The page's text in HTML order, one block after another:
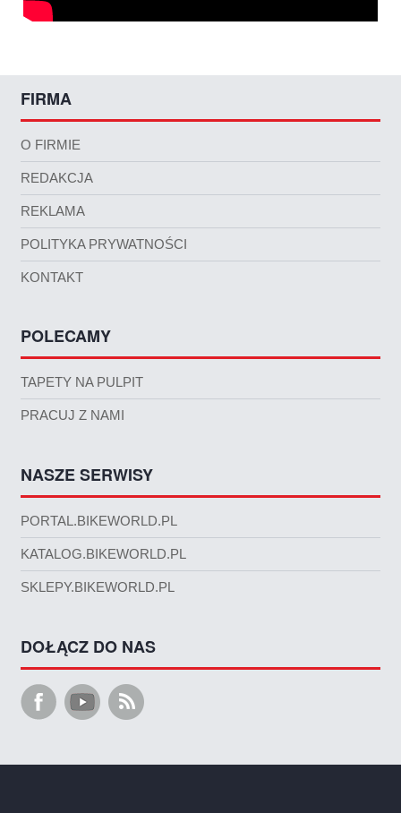
FIRMA
O FIRMIE
REDAKCJA
REKLAMA
POLITYKA PRYWATNOŚCI
KONTAKT
POLECAMY
TAPETY NA PULPIT
PRACUJ Z NAMI
NASZE SERWISY
PORTAL.BIKEWORLD.PL
KATALOG.BIKEWORLD.PL
SKLEPY.BIKEWORLD.PL
DOŁĄCZ DO NAS